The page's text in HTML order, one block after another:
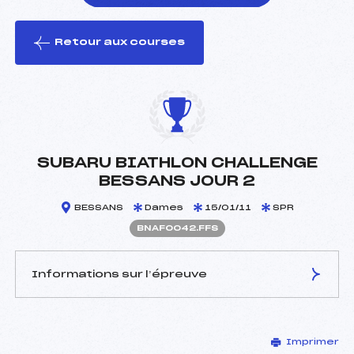
le ski
Retour aux courses
SUBARU BIATHLON CHALLENGE
BESSANS JOUR 2
BESSANS Dames 15/01/11 SPR
BNAF0042.FFS
Informations sur l’épreuve
VASSALLO CHRISTOPHE
Imprimer